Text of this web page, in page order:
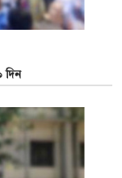
দিন